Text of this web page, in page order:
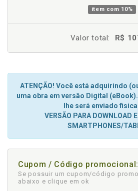
item com 10%
Valor total: R$
ATENÇÃO! Você está adquirindo
uma obra em versão Digital
lhe será enviado
VERSÃO PARA DOWNLOAD
SMARTPHONES/
Cupom / Código promocional:
Se possuir um cupom/código
abaixo e clique em ok